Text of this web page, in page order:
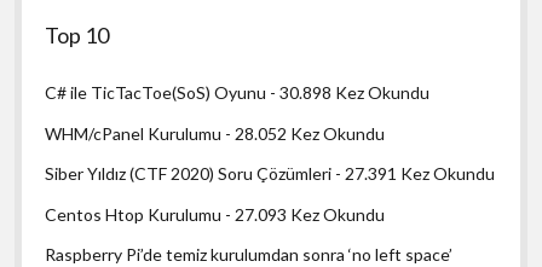
Top 10
C# ile TicTacToe(SoS) Oyunu - 30.898 Kez Okundu
WHM/cPanel Kurulumu - 28.052 Kez Okundu
Siber Yıldız (CTF 2020) Soru Çözümleri - 27.391 Kez Okundu
Centos Htop Kurulumu - 27.093 Kez Okundu
Raspberry Pi’de temiz kurulumdan sonra ‘no left space’